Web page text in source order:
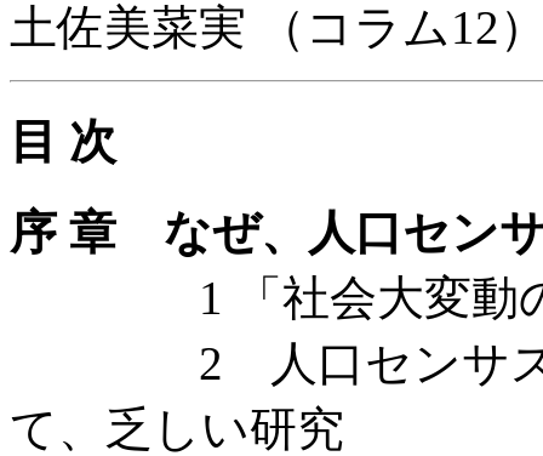
土佐美菜実 （コラム12
目 次
序 章 なぜ、人口セン
1 「社会大変動の
2 人口センサスか
て、乏しい研究